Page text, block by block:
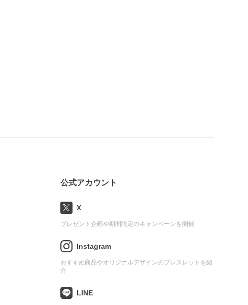
公式アカウント
X
プレゼント企画や期間限定のキャンペーンを開催
Instagram
おすすめ商品やオリジナルデザインのブレスレットを紹
介
LINE